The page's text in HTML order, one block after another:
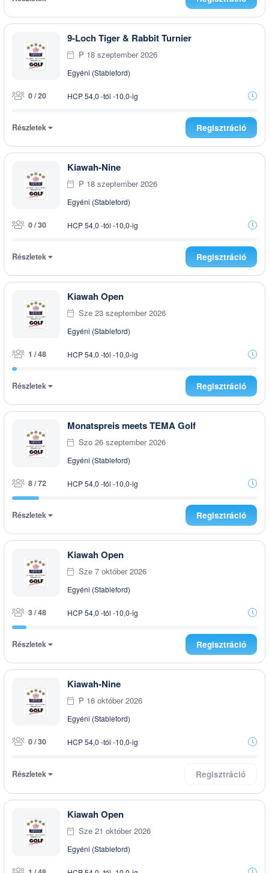
9-Loch Tiger & Rabbit Turnier
P 18 szeptember 2026
Egyéni (Stableford)
0 / 20 HCP 54,0 -tól -10,0-ig
Részletek Regisztráció
Kiawah-Nine
P 18 szeptember 2026
Egyéni (Stableford)
0 / 30 HCP 54,0 -tól -10,0-ig
Részletek Regisztráció
Kiawah Open
Sze 23 szeptember 2026
Egyéni (Stableford)
1 / 48 HCP 54,0 -tól -10,0-ig
Részletek Regisztráció
Monatspreis meets TEMA Golf
Szo 26 szeptember 2026
Egyéni (Stableford)
8 / 72 HCP 54,0 -tól -10,0-ig
Részletek Regisztráció
Kiawah Open
Sze 7 október 2026
Egyéni (Stableford)
3 / 48 HCP 54,0 -tól -10,0-ig
Részletek Regisztráció
Kiawah-Nine
P 16 október 2026
Egyéni (Stableford)
0 / 30 HCP 54,0 -tól -10,0-ig
Részletek Regisztráció
Kiawah Open
Sze 21 október 2026
Egyéni (Stableford)